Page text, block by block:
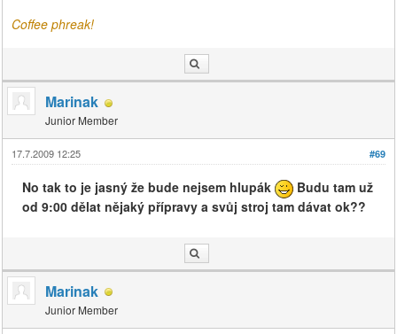
Coffee phreak!
Marinak
Junior Member
#69
17.7.2009 12:25
No tak to je jasný že bude nejsem hlupák
Budu tam už
od 9:00 dělat nějaký přípravy a svůj stroj tam dávat ok??
Marinak
Junior Member